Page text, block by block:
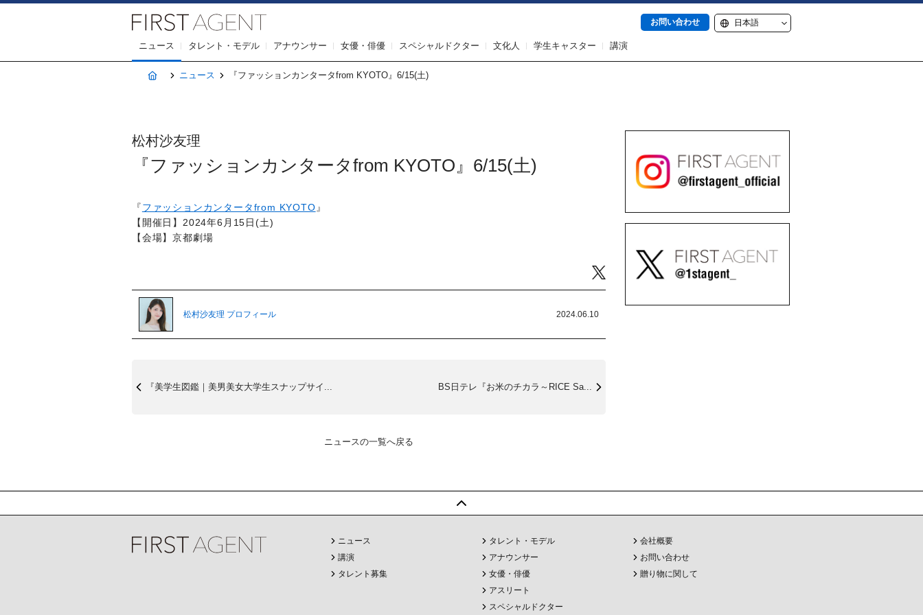
お問い合わせ
ニュース タレント・モデル アナウンサー 女優・俳優 スペシャルドクター 文化人 学生キャスター 講演
ホームニュース 『ファッションカンタータfrom KYOTO』6/15(土)
松村沙友理
『ファッションカンタータfrom KYOTO』6/15(土)
『ファッションカンタータfrom KYOTO 』
【開催日】2024年6月15日(土)
【会場】京都劇場
松村沙友理 プロフィール 2024.06.10
『美学生図鑑｜美男美女大学生スナップサイ... BS日テレ『お米のチカラ～RICE Sa...
ニュースの一覧へ戻る
ニュース
講演
タレント募集
タレント・モデル
アナウンサー
女優・俳優
アスリート
スペシャルドクター
会社概要
お問い合わせ
贈り物に関して